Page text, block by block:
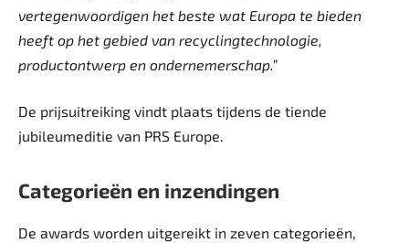
vertegenwoordigen het beste wat Europa te bieden
heeft op het gebied van recyclingtechnologie,
productontwerp en ondernemerschap.”
De prijsuitreiking vindt plaats tijdens de tiende
jubileumeditie van PRS Europe.
Categorieën en inzendingen
De awards worden uitgereikt in zeven categorieën,